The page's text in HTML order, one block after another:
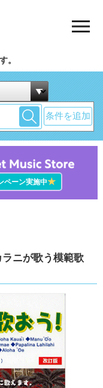
。
条件を追加
ペーン実施中★
ニが歌う模範歌